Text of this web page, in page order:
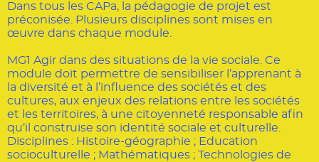
Dans tous les CAPa, la pédagogie de projet est
préconisée. Plusieurs disciplines sont mises en
œuvre dans chaque module.
MG1 Agir dans des situations de la vie sociale. Ce
module doit permettre de sensibiliser l’apprenant à
la diversité et à l’influence des sociétés et des
cultures, aux enjeux des relations entre les sociétés
et les territoires, à une citoyenneté responsable afin
qu’il construise son identité sociale et culturelle.
Disciplines : Histoire-géographie ; Education
socioculturelle ; Mathématiques ; Technologies de